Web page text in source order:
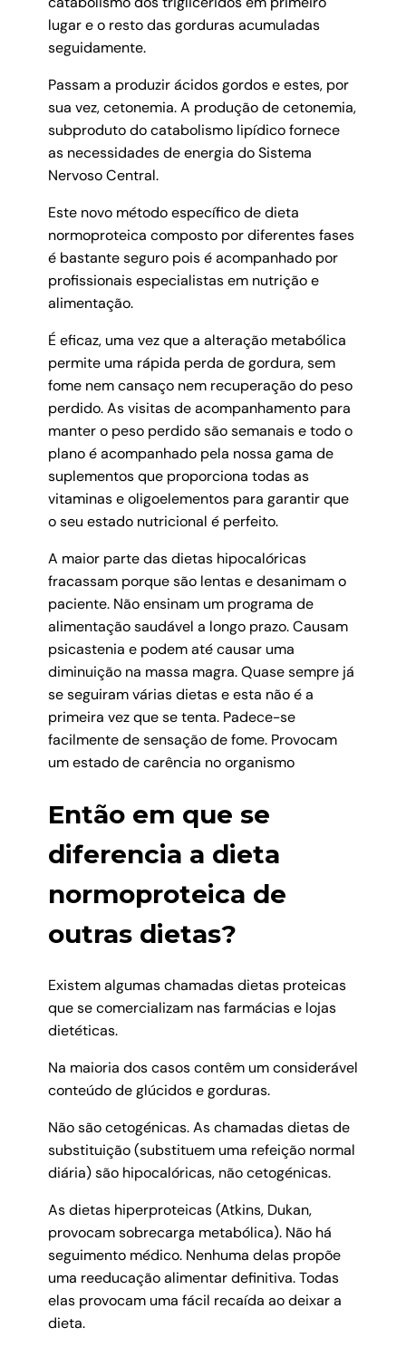
lugar e o resto das gorduras acumuladas
seguidamente.
Passam a produzir ácidos gordos e estes, por
sua vez, cetonemia. A produção de cetonemia,
subproduto do catabolismo lipídico fornece
as necessidades de energia do Sistema
Nervoso Central.
Este novo método específico de dieta
normoproteica composto por diferentes fases
é bastante seguro pois é acompanhado por
profissionais especialistas em nutrição e
alimentação.
É eficaz, uma vez que a alteração metabólica
permite uma rápida perda de gordura, sem
fome nem cansaço nem recuperação do peso
perdido. As visitas de acompanhamento para
manter o peso perdido são semanais e todo o
plano é acompanhado pela nossa gama de
suplementos que proporciona todas as
vitaminas e oligoelementos para garantir que
o seu estado nutricional é perfeito.
A maior parte das dietas hipocalóricas
fracassam porque são lentas e desanimam o
paciente. Não ensinam um programa de
alimentação saudável a longo prazo. Causam
psicastenia e podem até causar uma
diminuição na massa magra. Quase sempre já
se seguiram várias dietas e esta não é a
primeira vez que se tenta. Padece-se
facilmente de sensação de fome. Provocam
um estado de carência no organismo
Então em que se
diferencia a dieta
normoproteica de
outras dietas?
Existem algumas chamadas dietas proteicas
que se comercializam nas farmácias e lojas
dietéticas.
Na maioria dos casos contêm um considerável
conteúdo de glúcidos e gorduras.
Não são cetogénicas. As chamadas dietas de
substituição (substituem uma refeição normal
diária) são hipocalóricas, não cetogénicas.
As dietas hiperproteicas (Atkins, Dukan,
provocam sobrecarga metabólica). Não há
seguimento médico. Nenhuma delas propõe
uma reeducação alimentar definitiva. Todas
elas provocam uma fácil recaída ao deixar a
dieta.